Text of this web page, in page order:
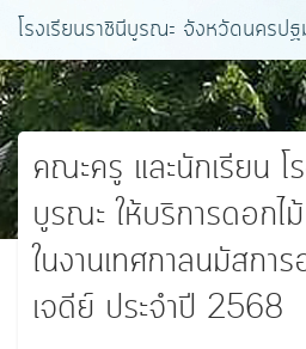
Skip
content
โรงเรียนราชินีบูรณะ จังหวัดนครป
คณะครู และนักเรียน โ
บูรณะ ให้บริการดอกไ
ในงานเทศกาลนมัสกา
เจดีย์ ประจําปี 2568